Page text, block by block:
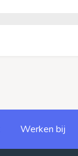
Werken bij